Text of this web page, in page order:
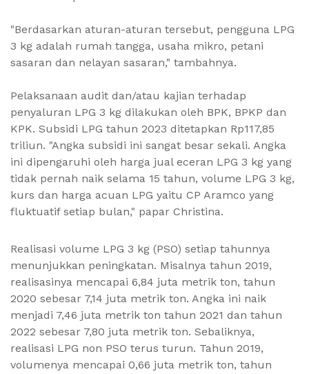
"Berdasarkan aturan-aturan tersebut, pengguna LPG
3 kg adalah rumah tangga, usaha mikro, petani
sasaran dan nelayan sasaran," tambahnya.
Pelaksanaan audit dan/atau kajian terhadap
penyaluran LPG 3 kg dilakukan oleh BPK, BPKP dan
KPK. Subsidi LPG tahun 2023 ditetapkan Rp117,85
triliun. "Angka subsidi ini sangat besar sekali. Angka
ini dipengaruhi oleh harga jual eceran LPG 3 kg yang
tidak pernah naik selama 15 tahun, volume LPG 3 kg,
kurs dan harga acuan LPG yaitu CP Aramco yang
fluktuatif setiap bulan," papar Christina.
Realisasi volume LPG 3 kg (PSO) setiap tahunnya
menunjukkan peningkatan. Misalnya tahun 2019,
realisasinya mencapai 6,84 juta metrik ton, tahun
2020 sebesar 7,14 juta metrik ton. Angka ini naik
menjadi 7,46 juta metrik ton tahun 2021 dan tahun
2022 sebesar 7,80 juta metrik ton. Sebaliknya,
realisasi LPG non PSO terus turun. Tahun 2019,
volumenya mencapai 0,66 juta metrik ton, tahun